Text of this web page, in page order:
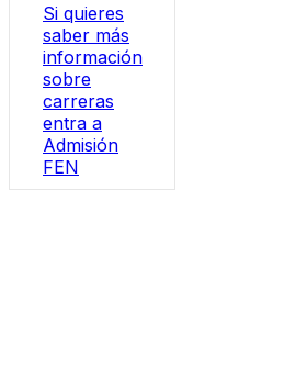
Si quieres
saber más
información
sobre
carreras
entra a
Admisión
FEN